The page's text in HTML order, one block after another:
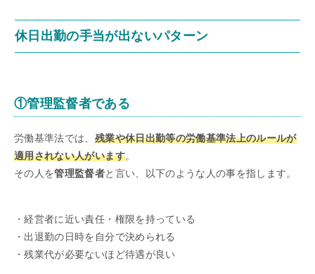
休日出勤の手当が出ないパターン
①管理監督者である
労働基準法では、 残業や休日出勤等の労働基準法上のルールが
適用されない人がいます。
その人を管理監督者と言い、以下のような人の事を指します。
・経営者に近い責任・権限を持っている
・出退勤の日時を自分で決められる
・残業代が必要ないほど待遇が良い